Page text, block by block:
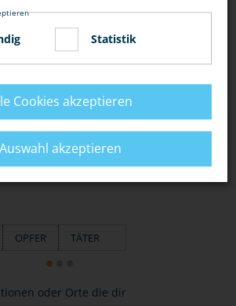
...
OPFER TÄTER
oder Orte die dir
Statistik
Cookies akzeptieren
Auswahl akzeptieren